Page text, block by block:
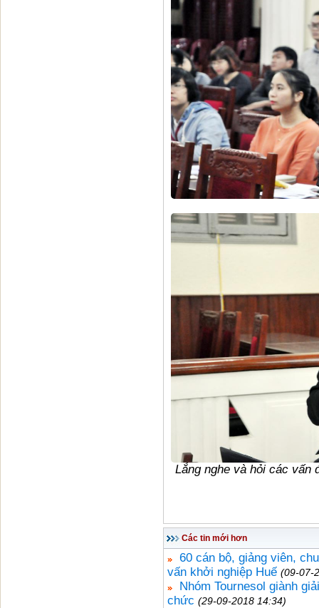
Lắng nghe và hỏi các vấn
Các tin mới hơn
60 cán bộ, giảng viên,
vấn khởi nghiệp Huế (09-07-
Nhóm Tournesol giành
chức (29-09-2018 14:34)